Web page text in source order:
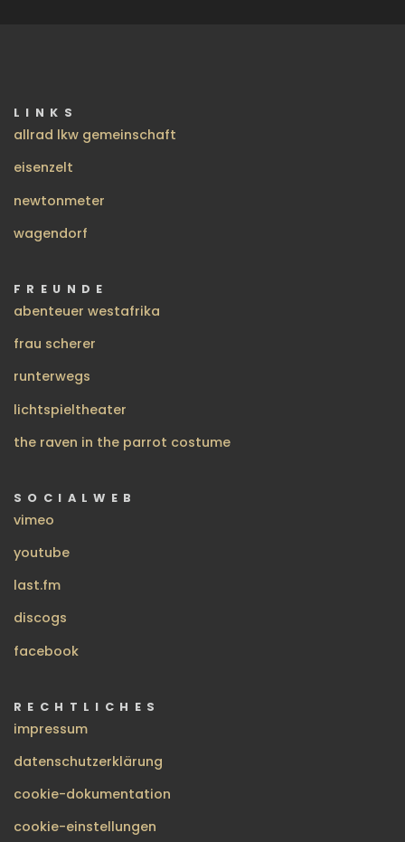
LINKS
allrad lkw gemeinschaft
eisenzelt
newtonmeter
wagendorf
FREUNDE
abenteuer westafrika
frau scherer
runterwegs
lichtspieltheater
the raven in the parrot costume
SOCIALWEB
vimeo
youtube
last.fm
discogs
facebook
RECHTLICHES
impressum
datenschutzerklärung
cookie-dokumentation
cookie-einstellungen